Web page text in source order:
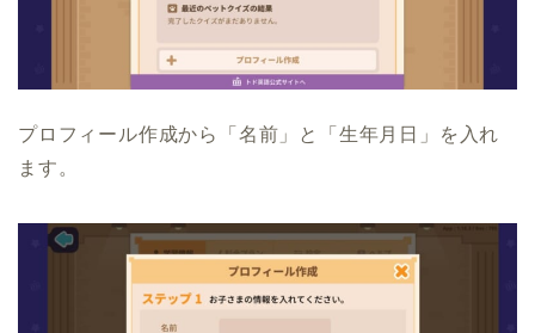
プロフィール作成から「名前」と「生年月日」を入れ
ます。